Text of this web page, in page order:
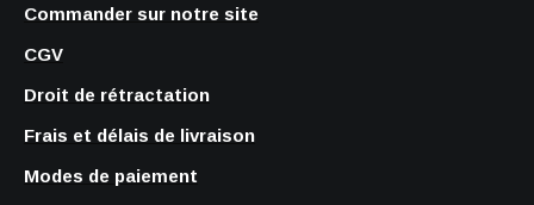
Commander sur notre site
CGV
Droit de rétractation
Frais et délais de livraison
Modes de paiement